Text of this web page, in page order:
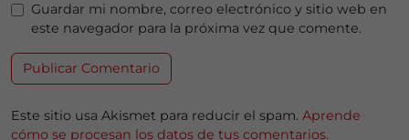
Guardar mi nombre, correo electrónico y sitio web en
este navegador para la próxima vez que comente.
Este sitio usa Akismet para reducir el spam. Aprende
cómo se procesan los datos de tus comentarios.